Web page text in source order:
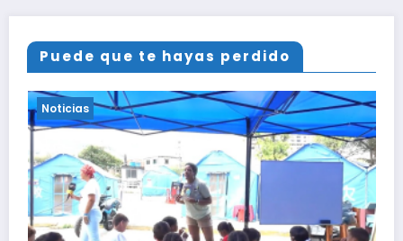
Puede que te hayas perdido
Noticias